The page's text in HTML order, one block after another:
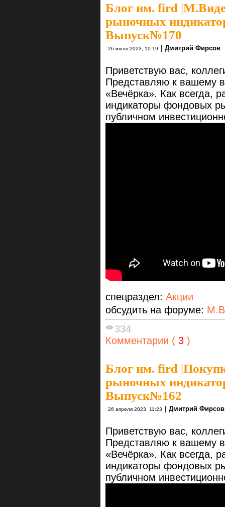
Блог им. fird |
рыночных
Выпуск№170
26 июля 2023, 10:19 | Дмитрий Фирсов
Приветствую вас,
Представляю к вашему
«Вечёрка». Как всегда,
индикаторы фондовых
публичном
спецраздел: Акции
обсудить на форуме:
334
Комментарии ( 3 )
Блог им. fird |
рыночных
Выпуск№162
26 апреля 2023, 11:23 Дмитрий Фирсов
Приветствую вас,
Представляю к вашему
«Вечёрка». Как всегда,
индикаторы фондовых
публичном